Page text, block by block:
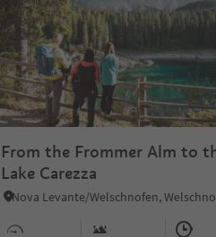
From the Frommer Alm to
Lake Carezza